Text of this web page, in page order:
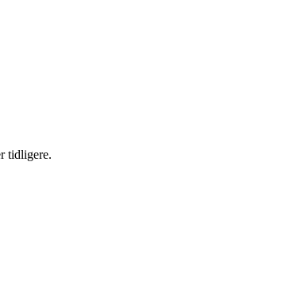
tidligere.